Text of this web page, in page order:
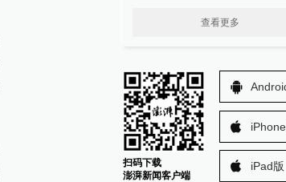
查看更多
扫码下载
澎湃新闻客户端
iPad版